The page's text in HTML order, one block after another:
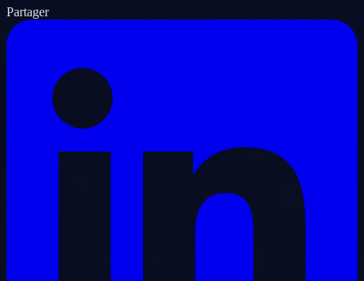
Partager